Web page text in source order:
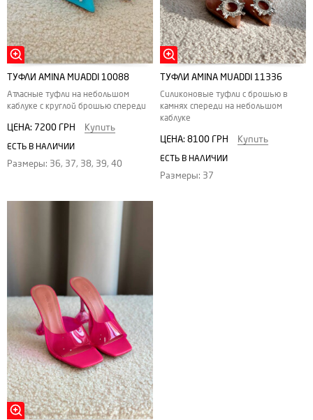
ТУФЛИ AMINA MUADDI 10088
Атласные туфли на небольшом
каблуке с круглой брошью спереди
ЦЕНА: 7200 ГРН Купить
ЕСТЬ В НАЛИЧИИ
Размеры: 36, 37, 38, 39, 40
ТУФЛИ AMINA MUADDI 11336
Силиконовые туфли с брошью в
камнях спереди на небольшом
каблуке
ЦЕНА: 8100 ГРН Купить
ЕСТЬ В НАЛИЧИИ
Размеры: 37